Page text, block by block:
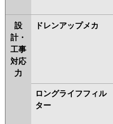
P56U6GN
設
計・
工事
対応
力
ドレンアップメカ
ロングライフフィル
ター